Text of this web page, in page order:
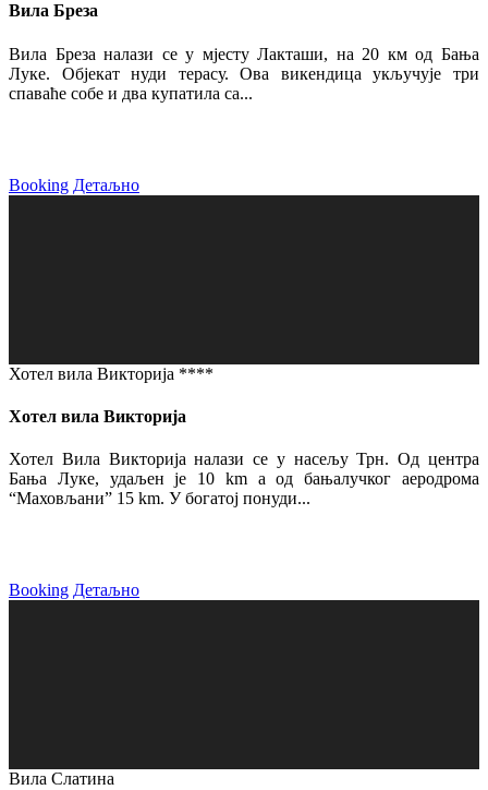
Вила Бреза
Вила Бреза налази се у мјесту Лакташи, на 20 км од Бања
Луке. Објекат нуди терасу. Ова викендица укључује три
спаваће собе и два купатила са...
Booking Детаљно
Хотел вила Викторија ****
Хотел вила Викторија
Хотел Вила Викторија налази се у насељу Трн. Од центра
Бања Луке, удаљен је 10 km а од бањалучког аеродрома
“Маховљани” 15 km. У богатој понуди...
Booking Детаљно
Вила Слатина